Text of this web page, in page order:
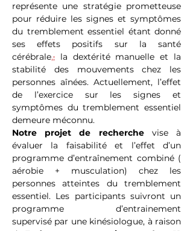
représente une stratégie prometteuse
pour réduire les signes et symptômes
du tremblement essentiel étant donné
ses effets positifs sur la santé
cérébrale,, la dextérité manuelle et la
stabilité des mouvements chez les
personnes aînées. Actuellement, l’effet
de l’exercice sur les signes et
symptômes du tremblement essentiel
demeure méconnu.
Notre projet de recherche vise à
évaluer la faisabilité et l’effet d’un
programme d’entraînement combiné (
aérobie + musculation) chez les
personnes atteintes du tremblement
essentiel. Les participants suivront un
programme d’entrainement
supervisé par une kinésiologue, à raison